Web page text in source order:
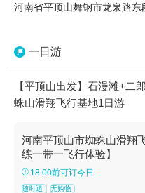
河南省平顶山舞钢市龙泉路东
一日游
【平顶山出发】石漫滩+二
蛛山滑翔飞行基地1日游
河南平顶山市蜘蛛山滑翔
练一带一飞行体验】
18:00前可订今日
随时退 无购物